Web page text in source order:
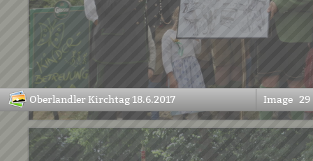
Oberlandler Kirchtag 18.6.2017 Image 29